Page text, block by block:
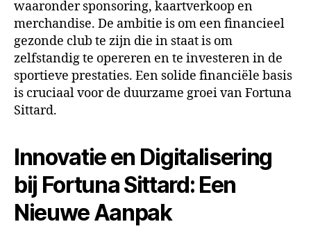
waaronder sponsoring, kaartverkoop en
merchandise. De ambitie is om een financieel
gezonde club te zijn die in staat is om
zelfstandig te opereren en te investeren in de
sportieve prestaties. Een solide financiële basis
is cruciaal voor de duurzame groei van Fortuna
Sittard.
Innovatie en Digitalisering
bij Fortuna Sittard: Een
Nieuwe Aanpak